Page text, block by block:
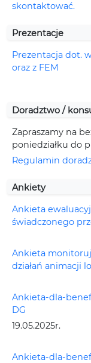
skontaktować.
Prezentacje
Prezentacja dot.
oraz z FEM
Doradztwo /
Zapraszamy na
poniedziałku do
Regulamin
Ankiety
Ankieta
świadczonego
Ankieta
działań animacji
Ankieta-dla-
DG
19.05.2025r.
Ankieta-dla-